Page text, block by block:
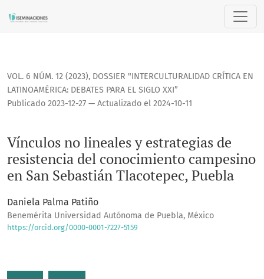
Vínculos no lineales y estrategias de resistencia del
VOL. 6 NÚM. 12 (2023), DOSSIER "INTERCULTURALIDAD CRÍTICA EN
LATINOAMÉRICA: DEBATES PARA EL SIGLO XXI”
Vínculos no lineales y estrategias de
resistencia del conocimiento campesino
en San Sebastián Tlacotepec, Puebla
Publicado 2023-12-27 — Actualizado el 2024-10-11
Daniela Palma Patiño
Benemérita Universidad Autónoma de Puebla, México
https://orcid.org/0000-0001-7227-5159